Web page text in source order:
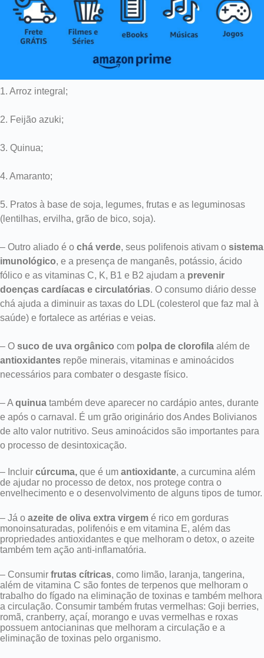
1. Arroz integral;
2. Feijão azuki;
3. Quinua;
4. Amaranto;
5. Pratos à base de soja, legumes, frutas e as leguminosas
(lentilhas, ervilha, grão de bico, soja).
– Outro aliado é o chá verde, seus polifenois ativam o sistema
imunológico, e a presença de manganês, potássio, ácido
fólico e as vitaminas C, K, B1 e B2 ajudam a prevenir
doenças cardíacas e circulatórias. O consumo diário desse
chá ajuda a diminuir as taxas do LDL (colesterol que faz mal à
saúde) e fortalece as artérias e veias.
– O suco de uva orgânico com polpa de clorofila além de
antioxidantes repõe minerais, vitaminas e aminoácidos
necessários para combater o desgaste físico.
– A quinua também deve aparecer no cardápio antes, durante
e após o carnaval. É um grão originário dos Andes Bolivianos
de alto valor nutritivo. Seus aminoácidos são importantes para
o processo de desintoxicação.
– Incluir cúrcuma, que é um antioxidante, a curcumina além
de ajudar no processo de detox, nos protege contra o
envelhecimento e o desenvolvimento de alguns tipos de tumor.
– Já o azeite de oliva extra virgem é rico em gorduras
monoinsaturadas, polifenóis e em vitamina E, além das
propriedades antioxidantes e que melhoram o detox, o azeite
também tem ação anti-inflamatória.
– Consumir frutas cítricas, como limão, laranja, tangerina,
além de vitamina C são fontes de terpenos que melhoram o
trabalho do fígado na eliminação de toxinas e também melhora
a circulação. Consumir também frutas vermelhas: Goji berries,
romã, cranberry, açaí, morango e uvas vermelhas e roxas
possuem antocianinas que melhoram a circulação e a
eliminação de toxinas pelo organismo.